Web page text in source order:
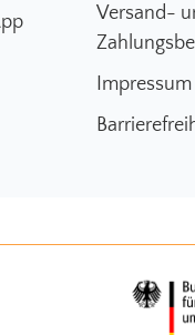
Versand-
Impressum